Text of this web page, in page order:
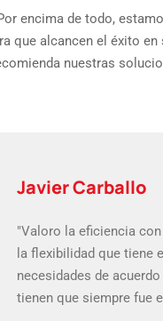
encima de todo,
que alcancen el éxito
nuestras
Javier Carballo
"Valoro la eficiencia
la flexibilidad que tiene
necesidades de
tienen que siempre fue